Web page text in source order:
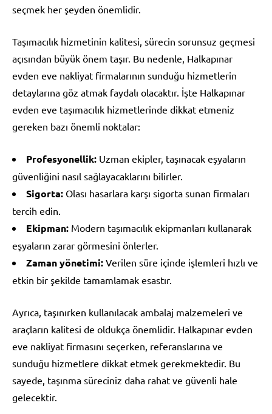
seçmek her şeyden önemlidir.
Taşımacılık hizmetinin kalitesi, sürecin sorunsuz geçmesi
açısından büyük önem taşır. Bu nedenle, Halkapınar
evden eve nakliyat firmalarının sunduğu hizmetlerin
detaylarına göz atmak faydalı olacaktır. İşte Halkapınar
evden eve taşımacılık hizmetlerinde dikkat etmeniz
gereken bazı önemli noktalar:
Profesyonellik: Uzman ekipler, taşınacak eşyaların
güvenliğini nasıl sağlayacaklarını bilirler.
Sigorta: Olası hasarlara karşı sigorta sunan firmaları
tercih edin.
Ekipman: Modern taşımacılık ekipmanları kullanarak
eşyaların zarar görmesini önlerler.
Zaman yönetimi: Verilen süre içinde işlemleri hızlı ve
etkin bir şekilde tamamlamak esastır.
Ayrıca, taşınırken kullanılacak ambalaj malzemeleri ve
araçların kalitesi de oldukça önemlidir. Halkapınar evden
eve nakliyat firmasını seçerken, referanslarına ve
sunduğu hizmetlere dikkat etmek gerekmektedir. Bu
sayede, taşınma süreciniz daha rahat ve güvenli hale
gelecektir.